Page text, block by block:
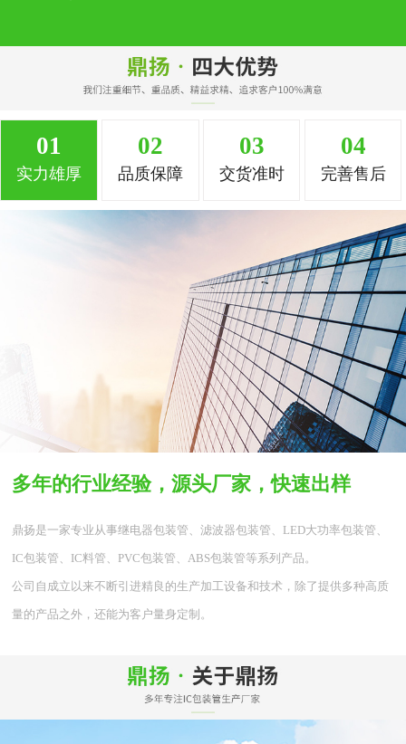
01
实力雄厚
02
品质保障
03
交货准时
04
完善售后
多年的行业经验，源头厂家，快速出样
鼎扬是一家专业从事继电器包装管、滤波器包装管、LED大功率包装管、
IC包装管、IC料管、PVC包装管、ABS包装管等系列产品。
公司自成立以来不断引进精良的生产加工设备和技术，除了提供多种高质
量的产品之外，还能为客户量身定制。